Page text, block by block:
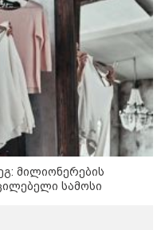
3 წელში გაორმაგდება“
თბილისის
სადაც შესაძლოა,
მილიონერების
სამოსი